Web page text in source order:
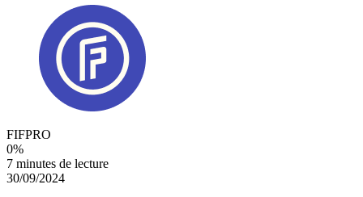
FIFPRO
0%
7 minutes de lecture
30/09/2024